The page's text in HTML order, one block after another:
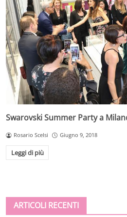
Swarovski Summer Party a
Rosario Scelsi Giugno 9, 2018
Leggi di più
ARTICOLI RECENTI